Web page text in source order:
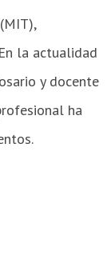
la actualidad
y docente
ha